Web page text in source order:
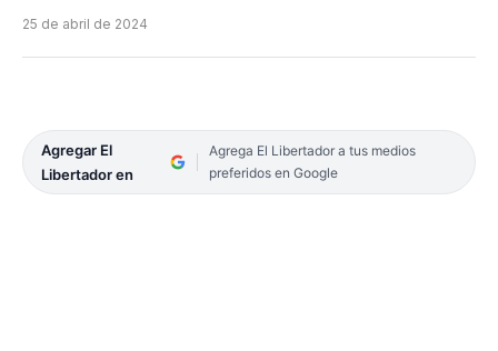
25 de abril de 2024
Agregar El
Libertador en
Agrega El Libertador a tus medios
preferidos en Google